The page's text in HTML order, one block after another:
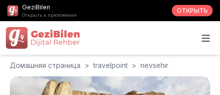
GeziBilen
Открыть в приложении
ОТКРЫТЬ
Домашняя страница > travelpoint > nevsehir